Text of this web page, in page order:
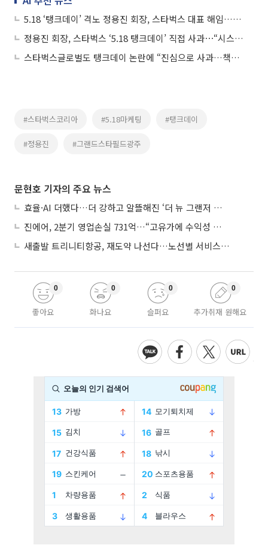
5.18 ‘탱크데이’ 격노 정용진 회장, 스타벅스 대표 해임…“일벌백계 본보기”
정용진 회장, 스타벅스 ‘5.18 탱크데이’ 직접 사과⋯“시스템·역사인식 부재가 火 불러”
스타벅스글로벌도 탱크데이 논란에 “진심으로 사과…책임 규명·조사 착수”
#스타벅스코리아 #5.18마케팅 #탱크데이
#정용진 #그랜드스타필드광주
문현호 기자의 주요 뉴스
효율·AI 더했다…더 강하고 알뜰해진 ‘더 뉴 그랜저 하이브리드’
진에어, 2분기 영업손실 731억…“고유가에 수익성 악화”
새출발 트리니티항공, 재도약 나선다…노선별 서비스 차별화
좋아요
0
화나요
0
슬퍼요
0
추가취재 원해요
0